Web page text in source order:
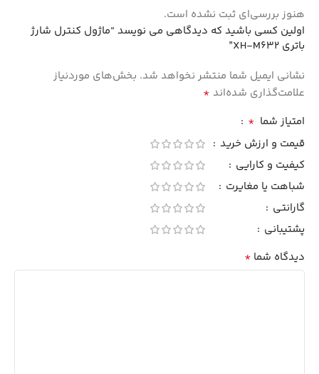
هنوز بررسی‌ای ثبت نشده است.
اولین کسی باشید که دیدگاهی می نویسد “ماژول کنترل شارژ
باتری XH-M632”
نشانی ایمیل شما منتشر نخواهد شد. بخش‌های موردنیاز
علامت‌گذاری شده‌اند *
امتیاز شما *
قیمت و ارزش خرید
کیفیت و کارایی
شباهت یا مغایرت
گارانتی
پشتیبانی
دیدگاه شما *